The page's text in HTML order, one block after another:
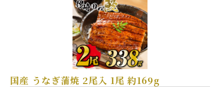
国産 うなぎ蒲焼 2尾入 1尾 約169g